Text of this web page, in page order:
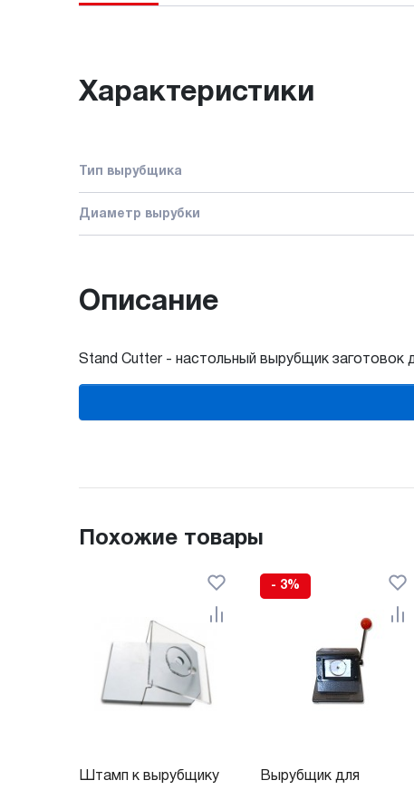
Характеристики
Тип вырубщика
Диаметр вырубки
Описание
Stand Cutter - настольный вырубщик заготовок
Похожие товары
Штамп к вырубщику
- 3%
Вырубщик для